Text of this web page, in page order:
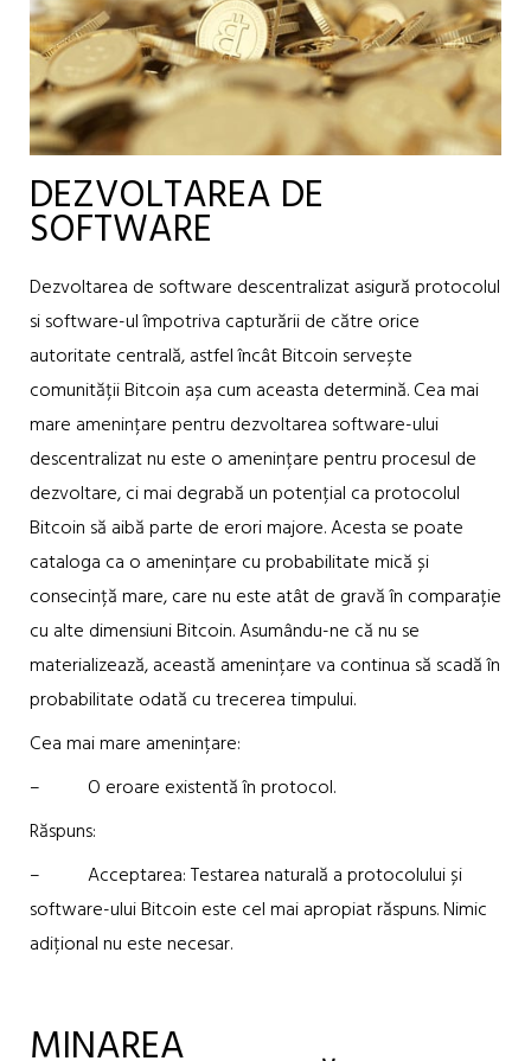
DEZVOLTAREA DE
SOFTWARE
Dezvoltarea de software descentralizat asigură protocolul
si software-ul împotriva capturării de către orice
autoritate centrală, astfel încât Bitcoin servește
comunității Bitcoin așa cum aceasta determină. Cea mai
mare amenințare pentru dezvoltarea software-ului
descentralizat nu este o amenințare pentru procesul de
dezvoltare, ci mai degrabă un potențial ca protocolul
Bitcoin să aibă parte de erori majore. Acesta se poate
cataloga ca o amenințare cu probabilitate mică și
consecință mare, care nu este atât de gravă în comparație
cu alte dimensiuni Bitcoin. Asumându-ne că nu se
materializează, această amenințare va continua să scadă în
probabilitate odată cu trecerea timpului.
Cea mai mare amenințare:
– O eroare existentă în protocol.
Răspuns:
– Acceptarea: Testarea naturală a protocolului și
software-ului Bitcoin este cel mai apropiat răspuns. Nimic
adițional nu este necesar.
MINAREA